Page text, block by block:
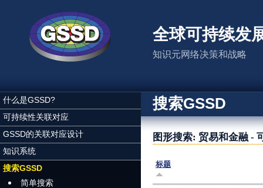
全球可持续发
知识元网络决策和战略
什么是GSSD?
可持续性关联对应
GSSD的关联对应设计
知识系统
搜索GSSD
简单搜索
搜索GSSD
图形搜索: 贸易和金融 -
标题